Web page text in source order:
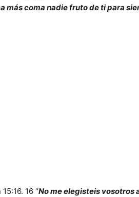
más coma nadie fruto de ti para
16 “No me elegisteis vosotros